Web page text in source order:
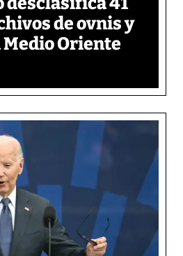
de ovnis y
Medio Oriente